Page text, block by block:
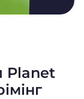
Planet